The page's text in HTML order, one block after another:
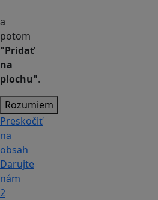
a
potom
"Pridať
na
plochu".
Rozumiem
Preskočiť
na
obsah
Darujte
nám
2